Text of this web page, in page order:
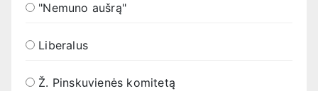
"Nemuno aušrą"
Liberalus
Ž. Pinskuvienės komitetą